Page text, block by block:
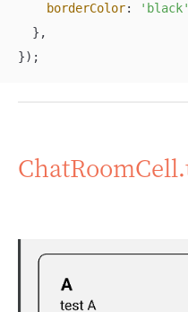
borderColor: 'black'
  },
});